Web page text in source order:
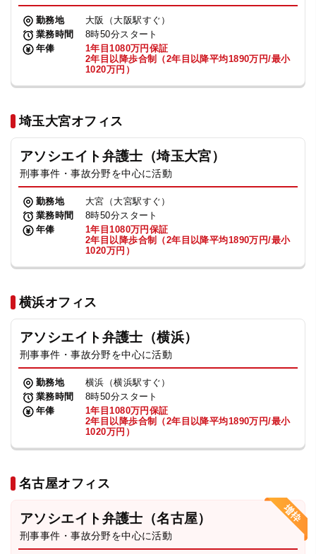
勤務地
大阪（大阪駅すぐ）
業務時間
8時50分スタート
年俸
1年目1080万円保証
2年目以降歩合制（2年目以降平均1890万円/最小
1020万円）
埼玉大宮オフィス
アソシエイト弁護士（埼玉大宮）
刑事事件・事故分野を中心に活動
勤務地
大宮（大宮駅すぐ）
業務時間
8時50分スタート
年俸
1年目1080万円保証
2年目以降歩合制（2年目以降平均1890万円/最小
1020万円）
横浜オフィス
アソシエイト弁護士（横浜）
刑事事件・事故分野を中心に活動
勤務地
横浜（横浜駅すぐ）
業務時間
8時50分スタート
年俸
1年目1080万円保証
2年目以降歩合制（2年目以降平均1890万円/最小
1020万円）
名古屋オフィス
アソシエイト弁護士（名古屋）
刑事事件・事故分野を中心に活動
TikTok受賞 定義集 動画集